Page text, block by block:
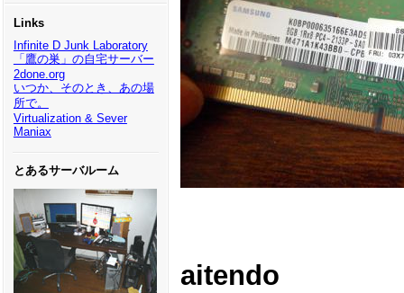
Links
Infinite D Junk Laboratory
「鷹の巣」の自宅サーバー
2done.org
いつか、そのとき、あの場
所で。
Virtualization & Sever
Maniax
とあるサーバルーム
aitendo